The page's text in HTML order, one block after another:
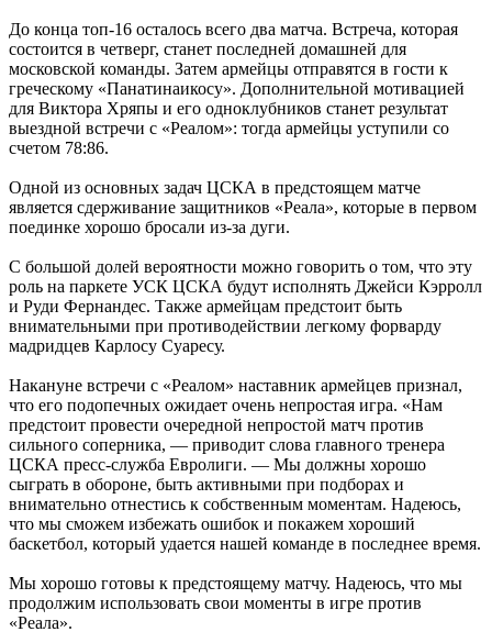
До конца топ-16 осталось всего два матча. Встреча, которая
состоится в четверг, станет последней домашней для
московской команды. Затем армейцы отправятся в гости к
греческому «Панатинаикосу». Дополнительной мотивацией
для Виктора Хряпы и его одноклубников станет результат
выездной встречи с «Реалом»: тогда армейцы уступили со
счетом 78:86.
Одной из основных задач ЦСКА в предстоящем матче
является сдерживание защитников «Реала», которые в первом
поединке хорошо бросали из-за дуги.
С большой долей вероятности можно говорить о том, что эту
роль на паркете УСК ЦСКА будут исполнять Джейси Кэрролл
и Руди Фернандес. Также армейцам предстоит быть
внимательными при противодействии легкому форварду
мадридцев Карлосу Суаресу.
Накануне встречи с «Реалом» наставник армейцев признал,
что его подопечных ожидает очень непростая игра. «Нам
предстоит провести очередной непростой матч против
сильного соперника, — приводит слова главного тренера
ЦСКА пресс-служба Евролиги. — Мы должны хорошо
сыграть в обороне, быть активными при подборах и
внимательно отнестись к собственным моментам. Надеюсь,
что мы сможем избежать ошибок и покажем хороший
баскетбол, который удается нашей команде в последнее время.
Мы хорошо готовы к предстоящему матчу. Надеюсь, что мы
продолжим использовать свои моменты в игре против
«Реала».